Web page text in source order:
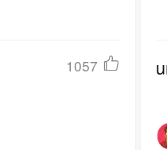
1057